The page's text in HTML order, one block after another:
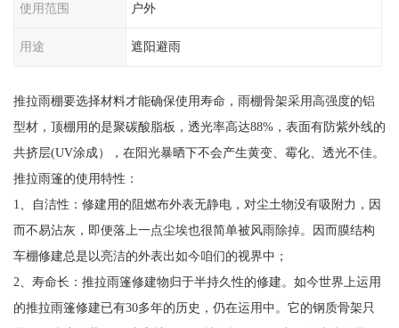
使用范围 户外
用途 遮阳避雨
推拉雨棚要选择材料才能确保使用寿命，雨棚骨架采用高强度的铝
型材，顶棚用的是聚碳酸脂板，透光率高达88%，表面有防紫外线的
共挤层(UV涂成），在阳光暴晒下不会产生黄变、霉化、透光不佳。
推拉雨篷的使用特性：
1、自洁性：修建用的阻燃布外表无静电，对尘土物没有吸附力，因
而不易沾灰，即便落上一点尘埃也很简单被风雨除掉。因而膜结构
车棚修建总是以亮洁的外表出如今咱们的视界中；
2、寿命长：推拉雨篷修建物归于半持久性的修建。如今世界上运用
的推拉雨篷修建已有30多年的历史，仍在运用中。它的钢质骨架只